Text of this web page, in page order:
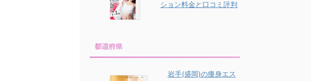
ション料金と口コミ評判
都道府県
岩手(盛岡)の痩身エス